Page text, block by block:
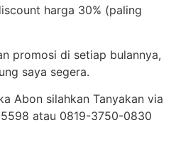
harga 30% (paling
promosi di setiap bulannya,
saya segera.
Abon silahkan Tanyakan via
atau 0819-3750-0830